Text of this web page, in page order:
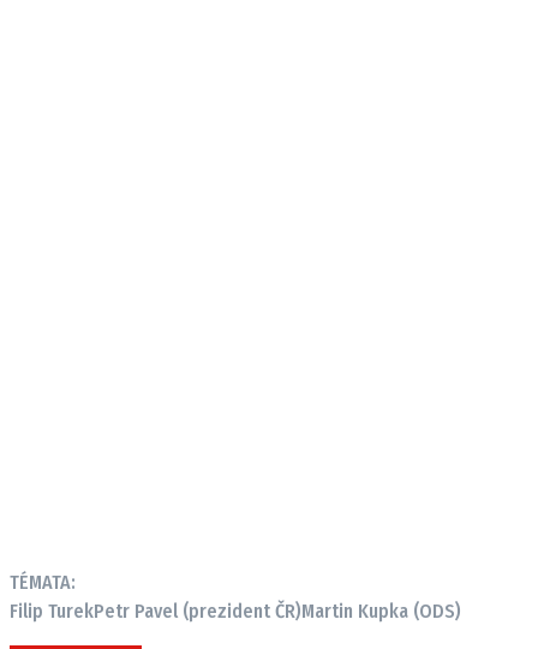
TÉMATA:
Filip TurekPetr Pavel (prezident ČR)Martin Kupka (ODS)